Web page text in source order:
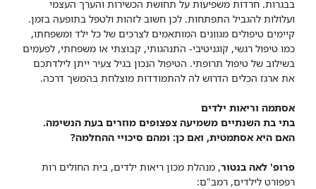
בבגרות. חרדות משפיעות על תחושת הכשירות והערך העצמי
ועלולות להגביל התפתחות. לכן חשוב לזהות ולטפל בתופעה בזמן.
קיימים טיפולים מגוונים המותאמים לצרכים של כל ילד ומשפחתו,
כמו טיפול רגשי, קוגניטיבי- התנהגותי, קבוצתי או משפחתי, לפעמים
בשילוב של טיפול תרופתי. הטיפול הנכון בגיל צעיר ייתן לילדתכם
את ארגז הכלים הדרוש לה להתמודדות מוצלחת בהמשך דרכה.
אסתמה וריאות ילדים
בתי בת השנתיים משמיעה צפצופים מוזרים בעת הנשימה.
האם היא אסתמטית, ואם כן: ומהם סיכויי ההחלמה?
פרופ' לאה בנטור, מנהלת מכון ריאות ילדים, בית החולים רות
רפפורט לילדים, רמב"ם: